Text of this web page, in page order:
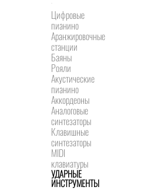
Цифровые
пианино
Аранжировочные
станции
Баяны
Рояли
Акустические
пианино
Аккордеоны
Аналоговые
синтезаторы
Клавишные
синтезаторы
MIDI
клавиатуры
УДАРНЫЕ
ИНСТРУМЕНТЫ